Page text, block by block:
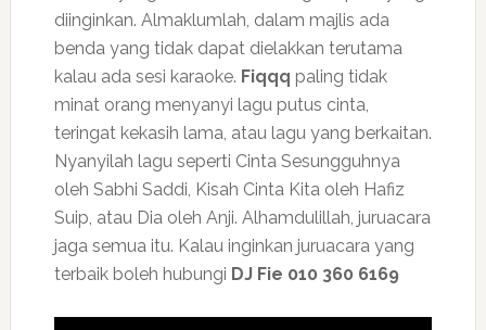
diinginkan. Almaklumlah, dalam majlis ada
benda yang tidak dapat dielakkan terutama
kalau ada sesi karaoke. Fiqqq paling tidak
minat orang menyanyi lagu putus cinta,
teringat kekasih lama, atau lagu yang berkaitan.
Nyanyilah lagu seperti Cinta Sesungguhnya
oleh Sabhi Saddi, Kisah Cinta Kita oleh Hafiz
Suip, atau Dia oleh Anji. Alhamdulillah, juruacara
jaga semua itu. Kalau inginkan juruacara yang
terbaik boleh hubungi DJ Fie 010 360 6169